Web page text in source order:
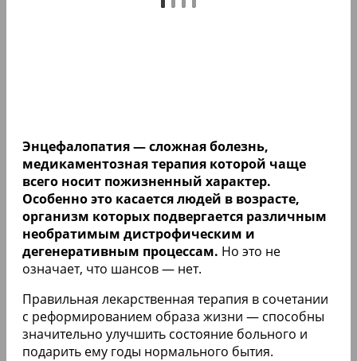
Энцефалопатия — сложная болезнь,
медикаментозная терапия которой чаще
всего носит пожизненный характер.
Особенно это касается людей в возрасте,
организм которых подвергается различным
необратимым дистрофическим и
дегенеративным процессам. Но это не
означает, что шансов — нет.
Правильная лекарственная терапия в сочетании
с реформированием образа жизни — способны
значительно улучшить состояние больного и
подарить ему годы нормального бытия.